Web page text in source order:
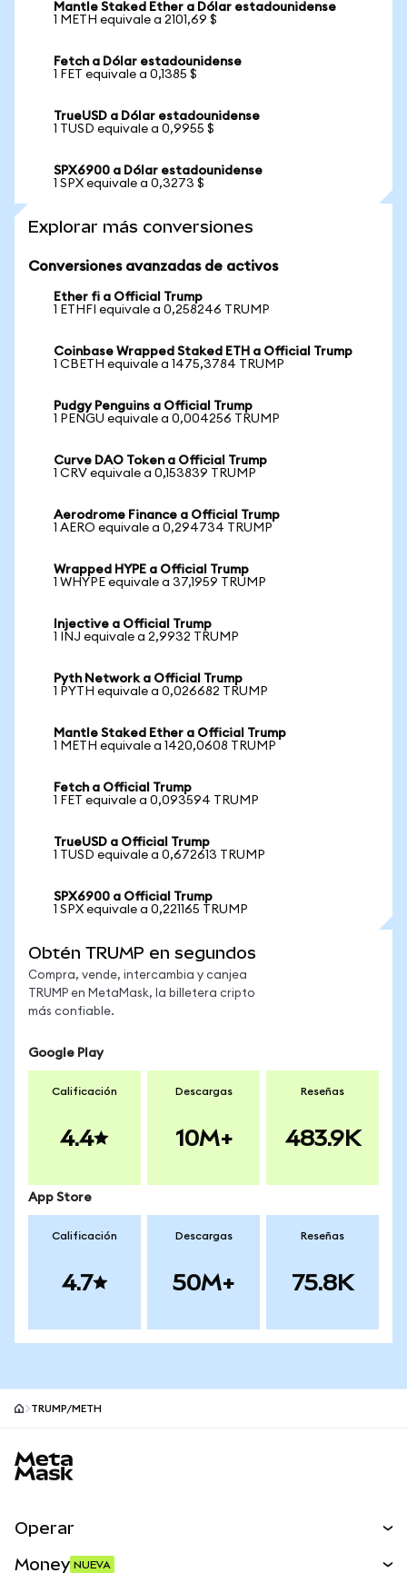
Mantle Staked Ether a Dólar estadounidense
1 METH equivale a 2101,69 $
Fetch a Dólar estadounidense
1 FET equivale a 0,1385 $
TrueUSD a Dólar estadounidense
1 TUSD equivale a 0,9955 $
SPX6900 a Dólar estadounidense
1 SPX equivale a 0,3273 $
Explorar más conversiones
Conversiones avanzadas de activos
Ether fi a Official Trump
1 ETHFI equivale a 0,258246 TRUMP
Coinbase Wrapped Staked ETH a Official Trump
1 CBETH equivale a 1475,3784 TRUMP
Pudgy Penguins a Official Trump
1 PENGU equivale a 0,004256 TRUMP
Curve DAO Token a Official Trump
1 CRV equivale a 0,153839 TRUMP
Aerodrome Finance a Official Trump
1 AERO equivale a 0,294734 TRUMP
Wrapped HYPE a Official Trump
1 WHYPE equivale a 37,1959 TRUMP
Injective a Official Trump
1 INJ equivale a 2,9932 TRUMP
Pyth Network a Official Trump
1 PYTH equivale a 0,026682 TRUMP
Mantle Staked Ether a Official Trump
1 METH equivale a 1420,0608 TRUMP
Fetch a Official Trump
1 FET equivale a 0,093594 TRUMP
TrueUSD a Official Trump
1 TUSD equivale a 0,672613 TRUMP
SPX6900 a Official Trump
1 SPX equivale a 0,221165 TRUMP
Obtén TRUMP en segundos
Compra, vende, intercambia y canjea
TRUMP en MetaMask, la billetera cripto
más confiable.
Google Play
Calificación
4.4
Descargas
10M+
Reseñas
483.9K
App Store
Calificación
4.7
Descargas
50M+
Reseñas
75.8K
TRUMP/METH
Operar
Money NUEVA